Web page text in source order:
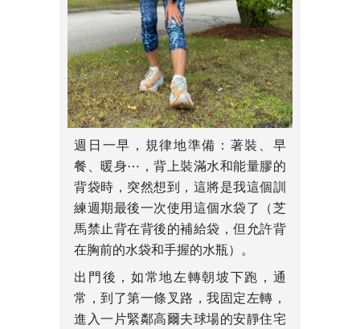
週日一早，規律地準備：著裝、早
餐、暖身⋯，背上裝滿水和能量膠的
背袋時，突然想到，這將是我這個訓
練週期最後一次使用這個水袋了（芝
馬禁止背在背後的補給袋，但允許背
在胸前的水袋和手握的水瓶）。
出門後，如常地左轉朝坡下跑，通
常，到了第一條叉路，我固定左轉，
進入一片緊鄰高爾夫球場的安靜住宅